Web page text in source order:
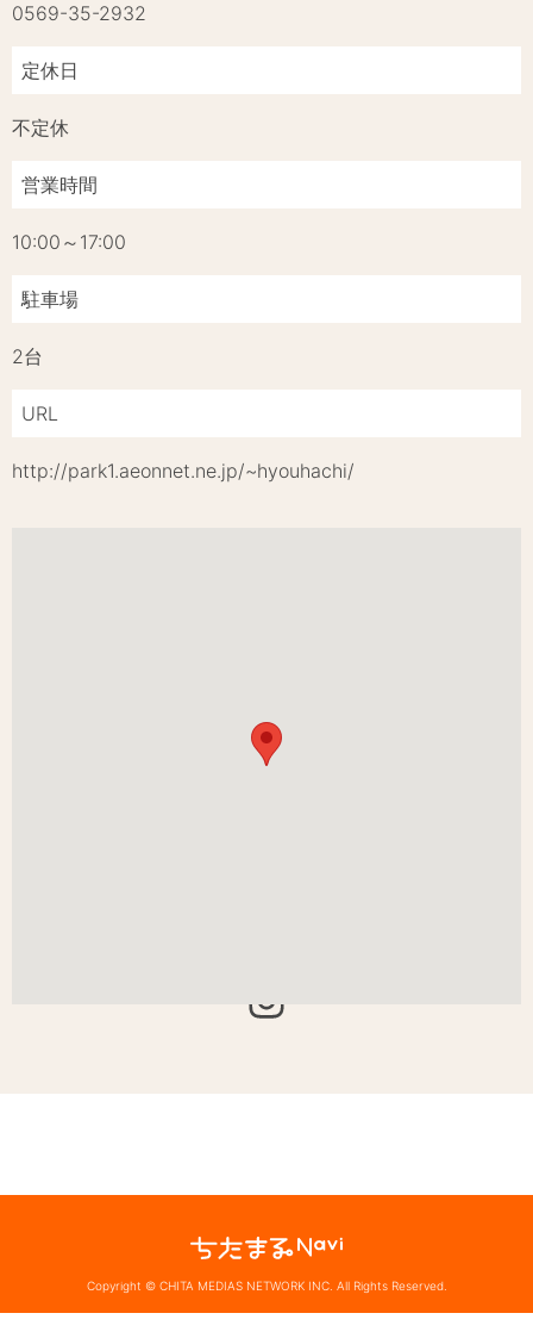
0569-35-2932
定休日
不定休
営業時間
10:00～17:00
駐車場
2台
URL
http://park1.aeonnet.ne.jp/~hyouhachi/
Copyright © CHITA MEDIAS NETWORK INC. All Rights Reserved.